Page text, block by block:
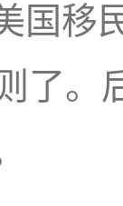
国移
了。